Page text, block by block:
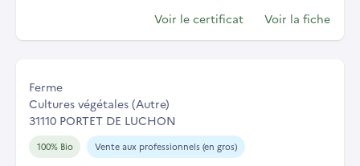
Voir le certificat Voir la fiche
Ferme
Cultures végétales (Autre)
31110 PORTET DE LUCHON
100% Bio Vente aux professionnels (en gros)